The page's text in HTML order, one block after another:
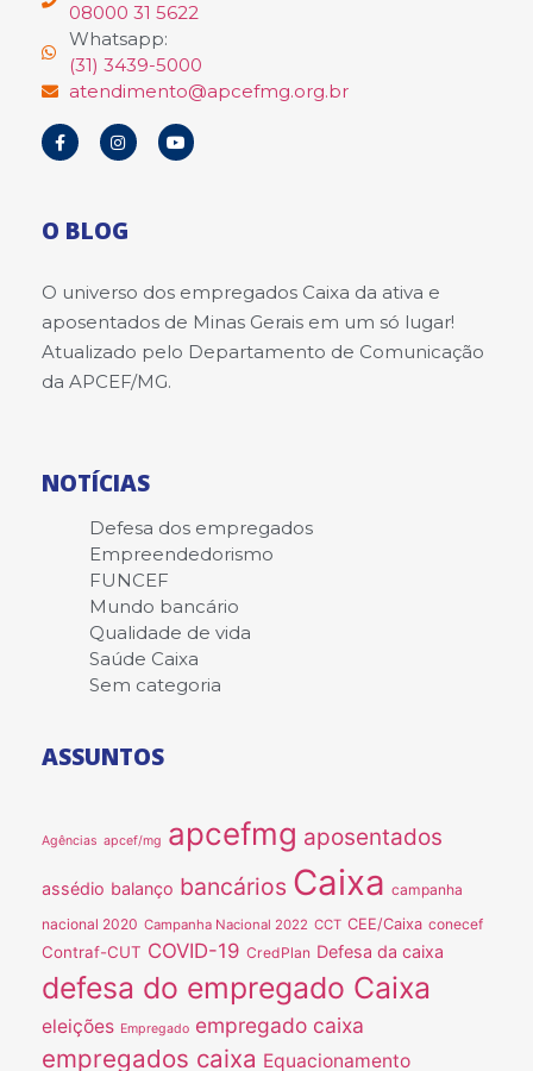
08000 31 5622
Whatsapp:
(31) 3439-5000
atendimento@apcefmg.org.br
O BLOG
O universo dos empregados Caixa da ativa e
aposentados de Minas Gerais em um só lugar!
Atualizado pelo Departamento de Comunicação
da APCEF/MG.
NOTÍCIAS
Defesa dos empregados
Empreendedorismo
FUNCEF
Mundo bancário
Qualidade de vida
Saúde Caixa
Sem categoria
ASSUNTOS
Agências apcef/mg apcefmg aposentados
assédio balanço bancários Caixa campanha
nacional 2020 Campanha Nacional 2022 CCT CEE/Caixa conecef
Contraf-CUT COVID-19 CredPlan Defesa da caixa
defesa do empregado Caixa
eleições Empregado empregado caixa
empregados caixa Equacionamento